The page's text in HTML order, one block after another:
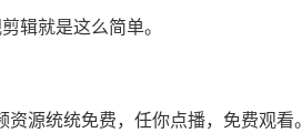
辑就是这么简单。
源统统免费，任你点播，免费观看。